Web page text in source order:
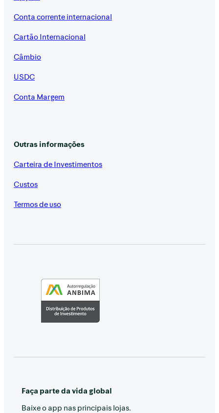
Conta corrente internacional
Cartão Internacional
Câmbio
USDC
Conta Margem
Outras informações
Carteira de Investimentos
Custos
Termos de uso
Faça parte da vida global
Baixe o app nas principais lojas.